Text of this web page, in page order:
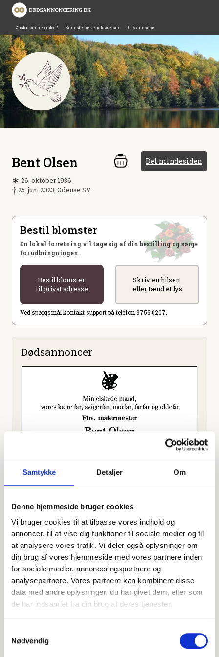
Samtykke Detaljer Om
Denne hjemmeside bruger cookies
Vi bruger cookies til at tilpasse vores indhold og
annoncer, til at vise dig funktioner til sociale medier og til
at analysere vores trafik. Vi deler også oplysninger om
din brug af vores hjemmeside med vores partnere inden
for sociale medier, annonceringspartnere og
analysepartnere. Vores partnere kan kombinere disse
data med andre oplysninger, du har givet dem, eller som
de har indsamlet fra din brug af deres tjenester.
Nødvendig
Ønske om nekrolog? Seneste bekendtgørelser Lav annonce
Bent Olsen Del mindesiden
26. oktober 1936
25. juni 2023, Odense SV
Bestil blomster
En lokal forretning vil tage sig af din bestilling og sørge
for udbringningen.
Bestil blomster
til privat adresse
Skriv en hilsen
eller tænd et lys
Ved spørgsmål kontakt support på telefon 9756 0207.
Dødsannoncer
Offentligtgjort i Folkebladet Aarup i Assens
d. 28. juni 2023
Se flere
Højtideligheden
Fredagd. 30. juni 2023 kl. 09.30
Bellinge Kirke
+
−